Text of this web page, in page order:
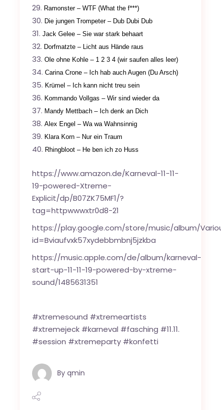
Ramonster – WTF (What the f***)
Die jungen Trompeter – Dub Dubi Dub
Jack Gelee – Sie war stark behaart
Dorfmatzte – Licht aus Hände raus
Ole ohne Kohle – 1 2 3 4 (wir saufen alles leer)
Carina Crone – Ich hab auch Augen (Du Arsch)
Krümel – Ich kann nicht treu sein
Kommando Vollgas – Wir sind wieder da
Mandy Mettbach – Ich denk an Dich
Alex Engel – Wa wa Wahnsinnig
Klara Korn – Nur ein Traum
Rhingbloot – He ben ich zo Huss
https://www.amazon.de/Karneval-11-11-
19-powered-Xtreme-
Explicit/dp/B07ZK75MF1/?
tag=httpwwwxtr0d8-21
https://play.google.com/store/music/album/
id=Bviaufvxk57xydebbmbnj5jzkba
https://music.apple.com/de/album/karneval-
start-up-11-11-19-powered-by-xtreme-
sound/1485631351
#xtremesound #xtremeartists
#xtremejeck #karneval #fasching #11.11.
#session #xtremeparty #konfetti
By qmin